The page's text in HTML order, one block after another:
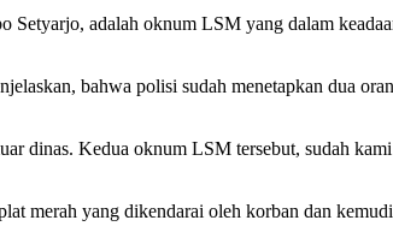
adalah oknum LSM yang dalam
bahwa polisi sudah menetapkan dua
dinas. Kedua oknum LSM tersebut, sudah
merah yang dikendarai oleh korban dan